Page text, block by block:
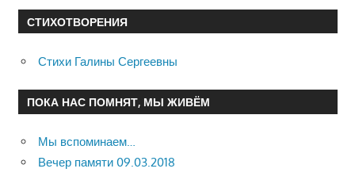
СТИХОТВОРЕНИЯ
Стихи Галины Сергеевны
ПОКА НАС ПОМНЯТ, МЫ ЖИВЁМ
Мы вспоминаем…
Вечер памяти 09.03.2018